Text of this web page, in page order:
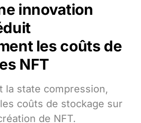
innovation
les coûts de
NFT
la state compression,
coûts de stockage sur
de NFT.